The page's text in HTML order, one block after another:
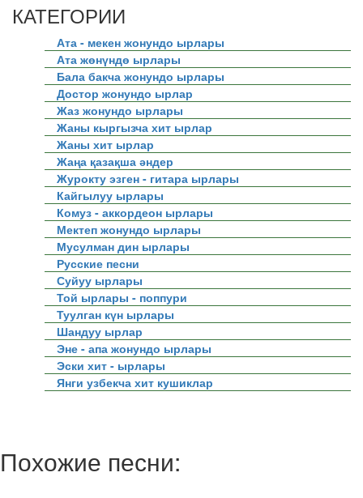
КАТЕГОРИИ
Ата - мекен жонундо ырлары
Ата жөнүндө ырлары
Бала бакча жонундо ырлары
Достор жонундо ырлар
Жаз жонундо ырлары
Жаны кыргызча хит ырлар
Жаны хит ырлар
Жаңа қазақша әндер
Журокту эзген - гитара ырлары
Кайгылуу ырлары
Комуз - аккордеон ырлары
Мектеп жонундо ырлары
Мусулман дин ырлары
Русские песни
Суйуу ырлары
Той ырлары - поппури
Туулган күн ырлары
Шандуу ырлар
Эне - апа жонундо ырлары
Эски хит - ырлары
Янги узбекча хит кушиклар
Похожие песни: